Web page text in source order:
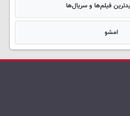
فیلم‌ها و سریال‌ها
امشو